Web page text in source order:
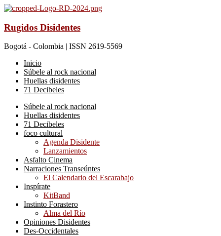
Rugidos Disidentes
Bogotá - Colombia | ISSN 2619-5569
Inicio
Súbele al rock nacional
Huellas disidentes
71 Decibeles
Súbele al rock nacional
Huellas disidentes
71 Decibeles
foco cultural
Agenda Disidente
Lanzamientos
Asfalto Cinema
Narraciones Transeúntes
El Calendario del Escarabajo
Inspírate
KitBand
Instinto Forastero
Alma del Río
Opiniones Disidentes
Des-Occidentales